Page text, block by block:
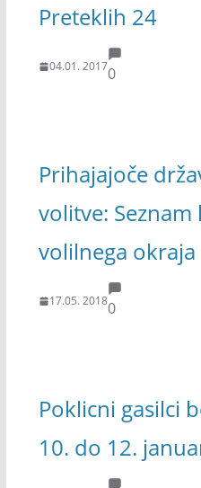
Preteklih 24
04.01. 20170
Prihajajoče
volitve:
volilnega okraja
17.05. 20180
Poklicni gasilci
10. do 12.